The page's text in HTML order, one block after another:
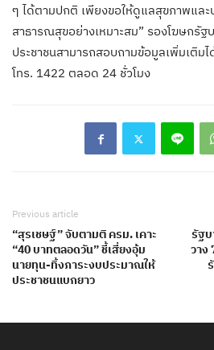
ๆ ได้ตามปกติ เพียงขอให้ดูแลสุขภาพแล
สาธารณสุขอย่างเหมาะสม” รองโฆษกรัฐ
ประชาชนสามารถสอบถามข้อมูลเพิ่มเติม
โทร. 1422 ตลอด 24 ชั่วโมง
Previous article
“สุรเชษฐ์” จับตามติ ครม. เคาะ
“40 บาทตลอดวัน” ชี้เสี่ยงอุ้ม
นายทุน-ทิ้งภาระงบประมาณให้
ประชาชนแบกยาว
รัฐ
วาง